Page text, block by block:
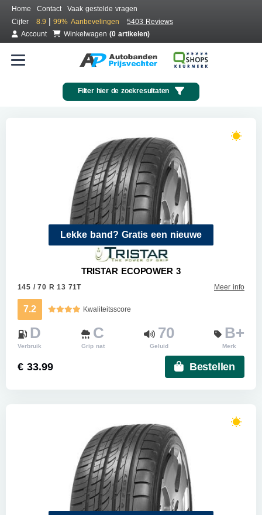
Home Contact
Vaak gestelde vragen
Cijfer
8.9 | 99% Aanbevelingen
5403 Reviews
Account
Winkelwagen (0 artikelen)
Filter hier de zoekresultaten
Lekke band? Gratis een nieuwe
TRISTAR ECOPOWER 3
145 / 70 R 13 71T Meer info
7.2 Kwaliteitsscore
D
Verbruik
C
Grip nat
70
Geluid
B+
Merk
€ 33.99 Bestellen